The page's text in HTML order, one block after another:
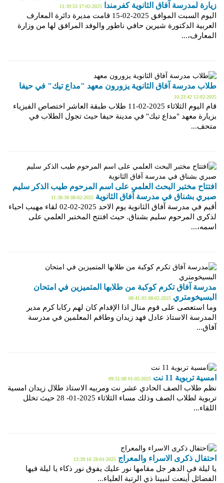
زيارة لمدرسة آفاق الثانوية كفرمندا
2025-02-17 11:39:53
اليوم السبت الموافق 2025-02-15 قامت مديرة دائرة المعارف
العربية الدكتورة شيرين حافي ناطور والوفد المرافق لها من وزارة
المعارف،...
طلاب مدرسة آفاق الثانوية يزورون معهد "مداع تيك" في حيفا
2025-02-12 10:23:42
قام اليوم الثلاثاء 2025-02-11 طلاب طبقة العاشر اختصاص الفيزياء
بزيارة معهد "مداع تيك" في مدينة حيفا حيث تجول الطلاب في
متحف...
افتتاح مختبر البحث العلمي على اسم المرحوم طيب الذكر سليم
صبري بشناق في مدرسة آفاق الثانوية 2025-02-08 11:38:38
أقيم في مدرسة آفاق الثانوية يوم الاحد 2025-02-02 لقاء مهيب احياء
لذكرى المرحوم سليم بشناق. حيث افتتح المختبر العلمي على
اسمه،...
مدرسة آفاق تكرم كوكبة من طلابها المتميزين في امتحان
البسيخومتري 2025-02-08 08:41:03
وما استعصى على قوم منال اذا الإقدام كان لهم ركابا كرم مدير
المدرسة الاستاذ عادل فهد زيدان وطاقم المعلمين في مدرسة
آفاق...
امسية تربوية 11 نت 2025-02-01 09:51:08
نظم طلاب الصف الحادي عشر نت ومربيه الاستاذ طلال زيدان امسية
تربوية لطلاب الصف وذلك مساء الثلاثاء 2025-01- 28 حيث تخلل
اللقاء...
احتفال ذكرى الاسراء والمعراج 2025-01-28 13:39:16
يا ليلة في الدهر جل مقامها نور عليك يفوق نور ذكاء يا ليلة فيها
الفضائل أينعت لنبينا ذي الرتبة العلياء...